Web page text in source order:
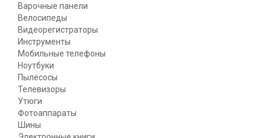
Варочные панели
Велосипеды
Видеорегистраторы
Инструменты
Мобильные телефоны
Ноутбуки
Пылесосы
Телевизоры
Утюги
Фотоаппараты
Шины